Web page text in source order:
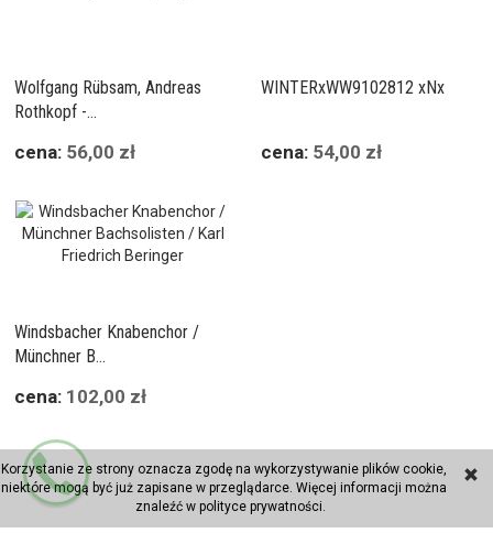
Wolfgang Rübsam, Andreas
Rothkopf -...
cena: 56,00 zł
WINTERxWW9102812 xNx
cena: 54,00 zł
Windsbacher Knabenchor /
Münchner B...
cena: 102,00 zł
ZAMÓWIENIE
Korzystanie ze strony oznacza zgodę na wykorzystywanie plików cookie,
niektóre mogą być już zapisane w przeglądarce. Więcej informacji można
znaleźć w polityce prywatności.